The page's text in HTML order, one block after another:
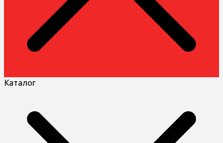
Каталог